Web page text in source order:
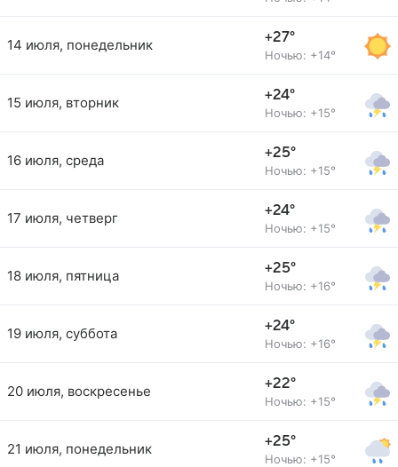
14 июля, понедельник +27°
Ночью: +14°
15 июля, вторник +24°
Ночью: +15°
16 июля, среда +25°
Ночью: +15°
17 июля, четверг +24°
Ночью: +15°
18 июля, пятница +25°
Ночью: +16°
19 июля, суббота +24°
Ночью: +16°
20 июля, воскресенье +22°
Ночью: +15°
21 июля, понедельник +25°
Ночью: +15°